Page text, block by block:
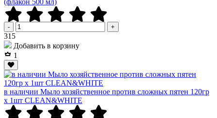
(флакон 500 мл)
- +
315Р
Добавить в корзину
1
в наличии Мыло хозяйственное против сложных пятен 120гр
х 1шт CLEAN&WHITE